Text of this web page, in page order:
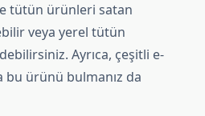
tütün ürünleri satan
veya yerel tütün
Ayrıca, çeşitli e-
ürünü bulmanız da